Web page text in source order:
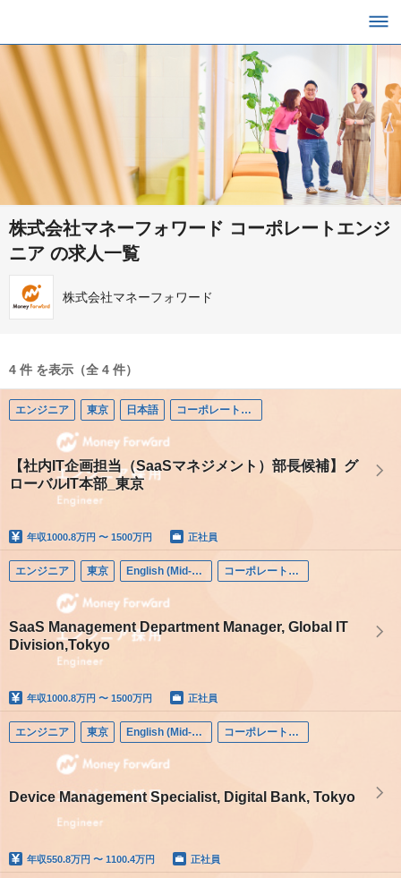
株式会社マネーフォワード コーポレートエンジ
ニア の求人一覧
株式会社マネーフォワード
4 件 を表示（全 4 件）
エンジニア 東京 日本語 コーポレートエンジニア
【社内IT企画担当（SaaSマネジメント）部長候補】グ
ローバルIT本部_東京
年収1000.8万円 〜 1500万円 正社員
エンジニア 東京 English (Mid-career) コーポレートエンジニア
SaaS Management Department Manager, Global IT
Division,Tokyo
年収1000.8万円 〜 1500万円 正社員
エンジニア 東京 English (Mid-career) コーポレートエンジニア
Device Management Specialist, Digital Bank, Tokyo
年収550.8万円 〜 1100.4万円 正社員